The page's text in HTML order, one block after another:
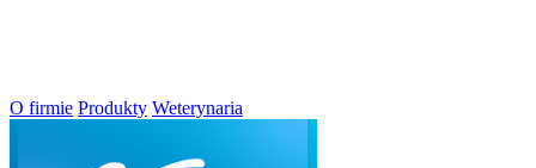
O firmie Produkty Weterynaria